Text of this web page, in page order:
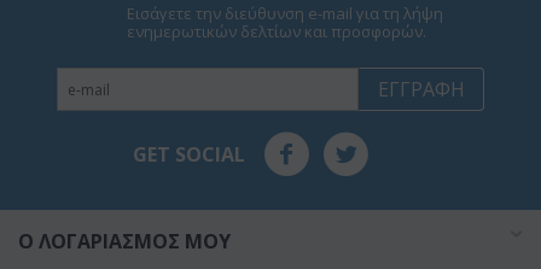
Εισάγετε την διεύθυνση e-mail για τη λήψη
ενημερωτικών δελτίων και προσφορών.
ΕΓΓΡΑΦΉ
GET SOCIAL
O ΛΟΓΑΡΙΑΣΜΌΣ ΜΟΥ